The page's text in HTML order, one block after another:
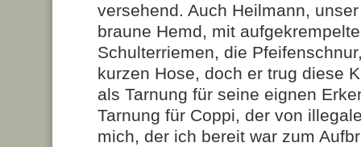
versehend. Auch Heilmann,
braune Hemd, mit
Schulterriemen, die
kurzen Hose, doch er trug diese
als Tarnung für seine eignen
Tarnung für Coppi, der von
mich, der ich bereit war zum